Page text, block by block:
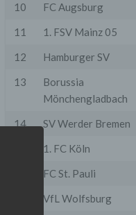
10
FC Augsburg
11
1. FSV Mainz 05
12
Hamburger SV
13
Borussia
Mönchengladbach
14 SV Werder Bremen
1. FC Köln
FC St. Pauli
VfL Wolfsburg